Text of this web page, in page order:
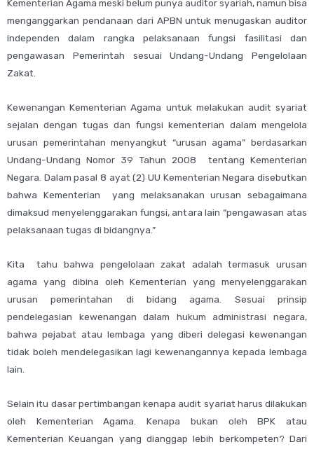
Kementerian Agama meski belum punya auditor syariah, namun bisa
menganggarkan pendanaan dari APBN untuk menugaskan auditor
independen dalam rangka pelaksanaan fungsi fasilitasi dan
pengawasan Pemerintah sesuai Undang-Undang Pengelolaan
Zakat.
Kewenangan Kementerian Agama untuk melakukan audit syariat
sejalan dengan tugas dan fungsi kementerian dalam mengelola
urusan pemerintahan menyangkut “urusan agama” berdasarkan
Undang-Undang Nomor 39 Tahun 2008 tentang Kementerian
Negara. Dalam pasal 8 ayat (2) UU Kementerian Negara disebutkan
bahwa Kementerian yang melaksanakan urusan sebagaimana
dimaksud menyelenggarakan fungsi, antara lain “pengawasan atas
pelaksanaan tugas di bidangnya.”
Kita tahu bahwa pengelolaan zakat adalah termasuk urusan
agama yang dibina oleh Kementerian yang menyelenggarakan
urusan pemerintahan di bidang agama. Sesuai prinsip
pendelegasian kewenangan dalam hukum administrasi negara,
bahwa pejabat atau lembaga yang diberi delegasi kewenangan
tidak boleh mendelegasikan lagi kewenangannya kepada lembaga
lain.
Selain itu dasar pertimbangan kenapa audit syariat harus dilakukan
oleh Kementerian Agama. Kenapa bukan oleh BPK atau
Kementerian Keuangan yang dianggap lebih berkompeten? Dari